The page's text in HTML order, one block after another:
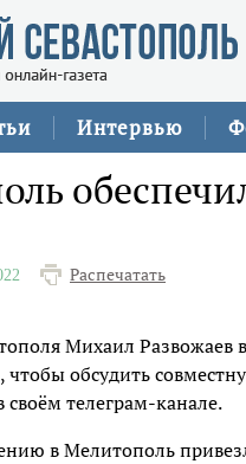
Интервью
Распечатать
Михаил Развожаев
обсудить
своём телеграм-канале.
в Мелитополь